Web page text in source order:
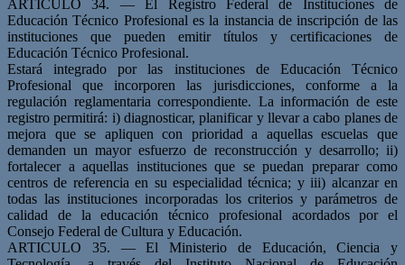
ARTICULO 34. — El Registro Federal de Instituciones de
Educación Técnico Profesional es la instancia de inscripción de las
instituciones que pueden emitir títulos y certificaciones de
Educación Técnico Profesional.
Estará integrado por las instituciones de Educación Técnico
Profesional que incorporen las jurisdicciones, conforme a la
regulación reglamentaria correspondiente. La información de este
registro permitirá: i) diagnosticar, planificar y llevar a cabo planes de
mejora que se apliquen con prioridad a aquellas escuelas que
demanden un mayor esfuerzo de reconstrucción y desarrollo; ii)
fortalecer a aquellas instituciones que se puedan preparar como
centros de referencia en su especialidad técnica; y iii) alcanzar en
todas las instituciones incorporadas los criterios y parámetros de
calidad de la educación técnico profesional acordados por el
Consejo Federal de Cultura y Educación.
ARTICULO 35. — El Ministerio de Educación, Ciencia y